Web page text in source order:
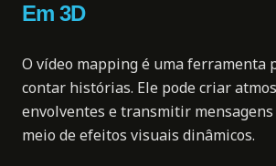
Em 3D
O vídeo mapping é uma ferramenta
contar histórias. Ele pode criar
envolventes e transmitir
meio de efeitos visuais dinâmicos.